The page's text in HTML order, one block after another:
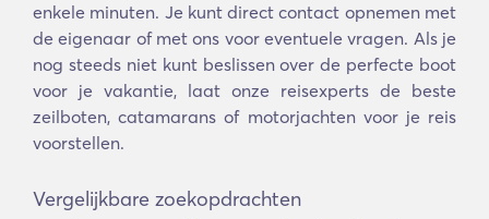
enkele minuten. Je kunt direct contact opnemen met
de eigenaar of met ons voor eventuele vragen. Als je
nog steeds niet kunt beslissen over de perfecte boot
voor je vakantie, laat onze reisexperts de beste
zeilboten, catamarans of motorjachten voor je reis
voorstellen.
Vergelijkbare zoekopdrachten